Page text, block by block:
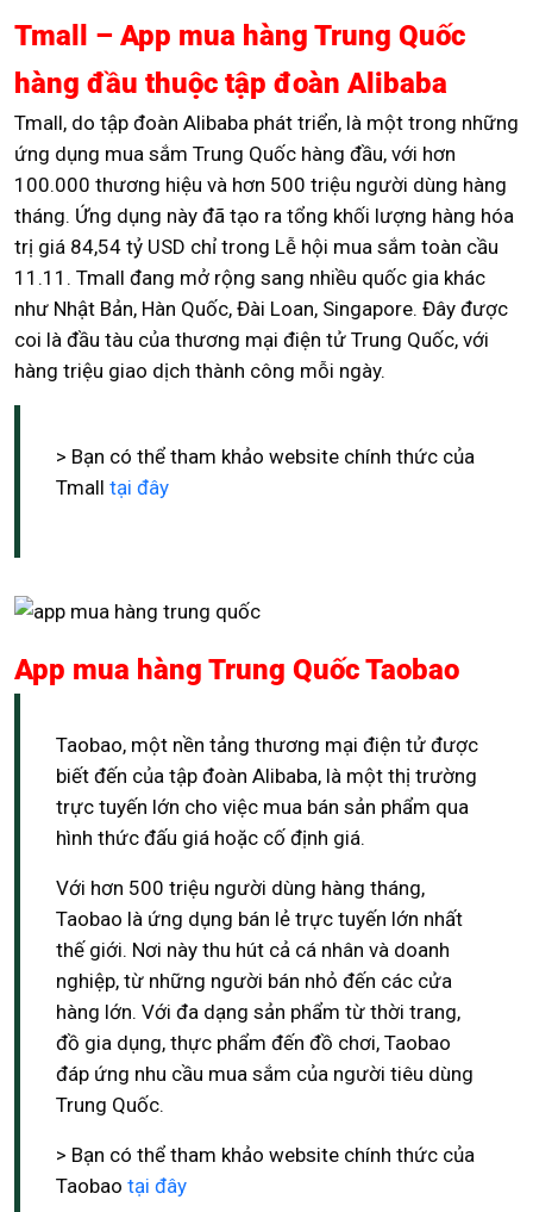
Tmall – App mua hàng Trung Quốc
hàng đầu thuộc tập đoàn Alibaba
Tmall, do tập đoàn Alibaba phát triển, là một trong những
ứng dụng mua sắm Trung Quốc hàng đầu, với hơn
100.000 thương hiệu và hơn 500 triệu người dùng hàng
tháng. Ứng dụng này đã tạo ra tổng khối lượng hàng hóa
trị giá 84,54 tỷ USD chỉ trong Lễ hội mua sắm toàn cầu
11.11. Tmall đang mở rộng sang nhiều quốc gia khác
như Nhật Bản, Hàn Quốc, Đài Loan, Singapore. Đây được
coi là đầu tàu của thương mại điện tử Trung Quốc, với
hàng triệu giao dịch thành công mỗi ngày.
> Bạn có thể tham khảo website chính thức của
Tmall tại đây
App mua hàng Trung Quốc Taobao
Taobao, một nền tảng thương mại điện tử được
biết đến của tập đoàn Alibaba, là một thị trường
trực tuyến lớn cho việc mua bán sản phẩm qua
hình thức đấu giá hoặc cố định giá.
Với hơn 500 triệu người dùng hàng tháng,
Taobao là ứng dụng bán lẻ trực tuyến lớn nhất
thế giới. Nơi này thu hút cả cá nhân và doanh
nghiệp, từ những người bán nhỏ đến các cửa
hàng lớn. Với đa dạng sản phẩm từ thời trang,
đồ gia dụng, thực phẩm đến đồ chơi, Taobao
đáp ứng nhu cầu mua sắm của người tiêu dùng
Trung Quốc.
> Bạn có thể tham khảo website chính thức của
Taobao tại đây